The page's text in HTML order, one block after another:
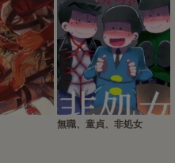
無職、童貞、非処女